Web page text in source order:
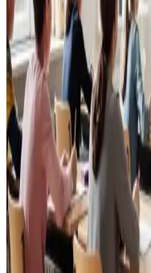
Erhvervsventilation
Kontorer, klinikker,
Godt indeklima for alle.
Læs mere